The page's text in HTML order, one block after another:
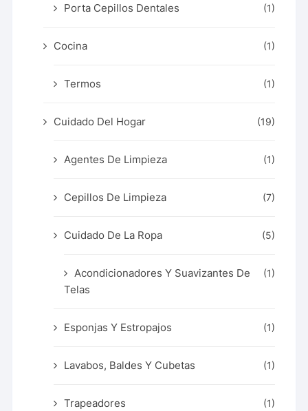
Porta Cepillos Dentales (1)
Cocina (1)
Termos (1)
Cuidado Del Hogar (19)
Agentes De Limpieza (1)
Cepillos De Limpieza (7)
Cuidado De La Ropa (5)
Acondicionadores Y Suavizantes De
Telas
(1)
Esponjas Y Estropajos (1)
Lavabos, Baldes Y Cubetas (1)
Trapeadores (1)